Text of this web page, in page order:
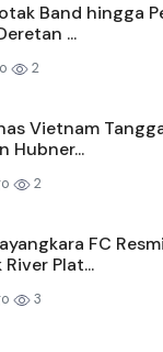
Band hingga
...
2
Vietnam
Hubner...
2
FC
Plat...
3